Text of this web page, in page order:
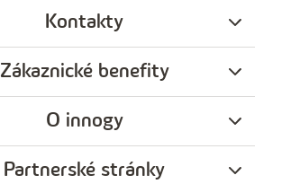
Kontakty
Zákaznické benefity
O innogy
Partnerské stránky